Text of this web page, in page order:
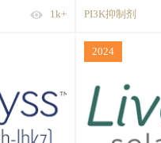
1k+ PI3K抑制剂
2024